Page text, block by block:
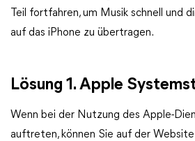
Teil fortfahren, um Musik schnell und
auf das iPhone zu übertragen.
Lösung 1. Apple
Wenn bei der Nutzung des Apple-
auftreten, können Sie auf der